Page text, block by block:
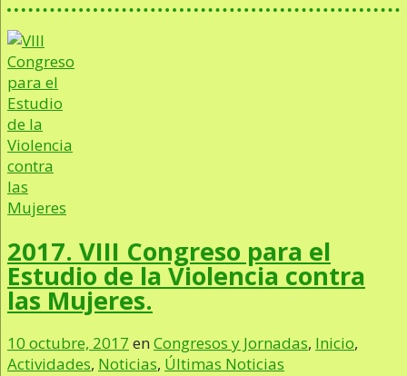
2017. VIII Congreso para el
Estudio de la Violencia contra
las Mujeres.
10 octubre, 2017 enCongresos y Jornadas, Inicio,
Actividades, Noticias, Últimas Noticias